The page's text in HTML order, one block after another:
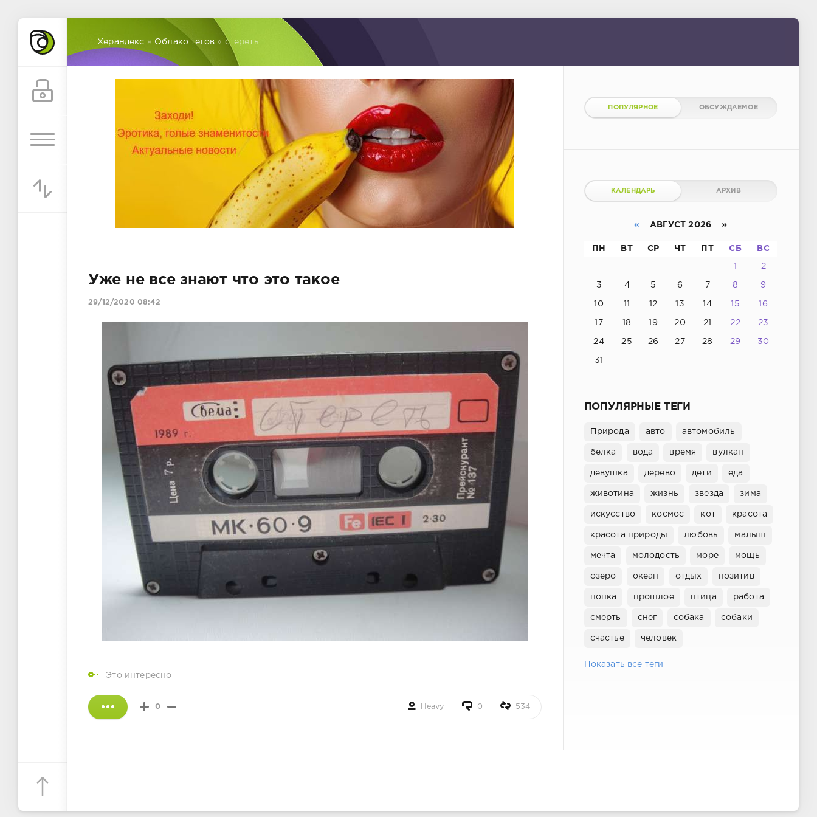
Херандекс » Облако тегов » стереть
Уже не все знают что это такое
29/12/2020 08:42
Это интересно
0 Heavy 0 534
ПОПУЛЯРНОЕ ОБСУЖДАЕМОЕ
КАЛЕНДАРЬ АРХИВ
« АВГУСТ 2026 »
ПН ВТ СР ЧТ ПТ СБ ВС
1 2
3 4 5 6 7 8 9
10 11 12 13 14 15 16
17 18 19 20 21 22 23
24 25 26 27 28 29 30
31
ПОПУЛЯРНЫЕ ТЕГИ
Природа авто автомобиль
белка вода время вулкан
девушка дерево дети еда
животина жизнь звезда зима
искусство космос кот красота
красота природы любовь малыш
мечта молодость море мощь
озеро океан отдых позитив
попка прошлое птица работа
смерть снег собака собаки
счастье человек
Показать все теги